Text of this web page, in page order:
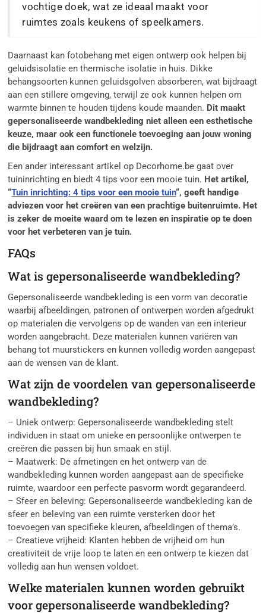
vochtige doek, wat ze ideaal maakt voor
ruimtes zoals keukens of speelkamers.
Daarnaast kan fotobehang met eigen ontwerp ook helpen bij
geluidsisolatie en thermische isolatie in huis. Dikke
behangsoorten kunnen geluidsgolven absorberen, wat bijdraagt
aan een stillere omgeving, terwijl ze ook kunnen helpen om
warmte binnen te houden tijdens koude maanden. Dit maakt
gepersonaliseerde wandbekleding niet alleen een esthetische
keuze, maar ook een functionele toevoeging aan jouw woning
die bijdraagt aan comfort en welzijn.
Een ander interessant artikel op Decorhome.be gaat over
tuininrichting en biedt 4 tips voor een mooie tuin. Het artikel,
“Tuin inrichting: 4 tips voor een mooie tuin“, geeft handige
adviezen voor het creëren van een prachtige buitenruimte. Het
is zeker de moeite waard om te lezen en inspiratie op te doen
voor het verbeteren van je tuin.
FAQs
Wat is gepersonaliseerde wandbekleding?
Gepersonaliseerde wandbekleding is een vorm van decoratie
waarbij afbeeldingen, patronen of ontwerpen worden afgedrukt
op materialen die vervolgens op de wanden van een interieur
worden aangebracht. Deze materialen kunnen variëren van
behang tot muurstickers en kunnen volledig worden aangepast
aan de wensen van de klant.
Wat zijn de voordelen van gepersonaliseerde
wandbekleding?
– Uniek ontwerp: Gepersonaliseerde wandbekleding stelt
individuen in staat om unieke en persoonlijke ontwerpen te
creëren die passen bij hun smaak en stijl.
– Maatwerk: De afmetingen en het ontwerp van de
wandbekleding kunnen worden aangepast aan de specifieke
ruimte, waardoor een perfecte pasvorm wordt gegarandeerd.
– Sfeer en beleving: Gepersonaliseerde wandbekleding kan de
sfeer en beleving van een ruimte versterken door het
toevoegen van specifieke kleuren, afbeeldingen of thema’s.
– Creatieve vrijheid: Klanten hebben de vrijheid om hun
creativiteit de vrije loop te laten en een ontwerp te kiezen dat
volledig aan hun wensen voldoet.
Welke materialen kunnen worden gebruikt
voor gepersonaliseerde wandbekleding?